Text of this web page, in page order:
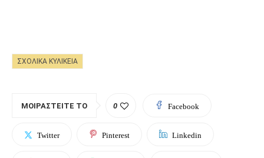
ΣΧΟΛΙΚΆ ΚΥΛΙΚΕΊΑ
ΜΟΙΡΑΣΤΕΊΤΕ ΤΟ 0 Facebook
Twitter Pinterest Linkedin